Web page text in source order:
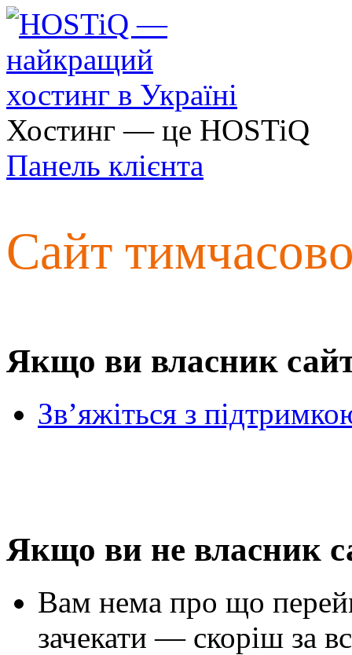
Хостинг — це HOSTiQ
Панель клієнта
Сайт
Якщо ви власник
Зв’яжіться з
Якщо ви не власник
Вам нема про що
зачекати — скоріш за